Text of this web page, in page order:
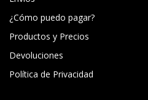
¿Cómo puedo pagar?
Productos y Precios
Devoluciones
Política de Privacidad